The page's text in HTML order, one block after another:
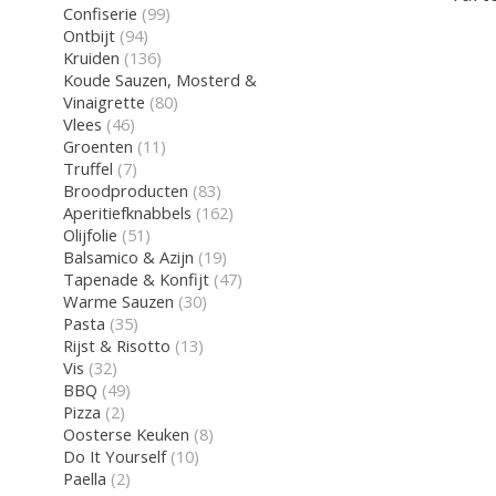
Confiserie (99)
Ontbijt (94)
Kruiden (136)
Koude Sauzen, Mosterd &
Vinaigrette (80)
Vlees (46)
Groenten (11)
Truffel (7)
Broodproducten (83)
Aperitiefknabbels (162)
Olijfolie (51)
Balsamico & Azijn (19)
Tapenade & Konfijt (47)
Warme Sauzen (30)
Pasta (35)
Rijst & Risotto (13)
Vis (32)
BBQ (49)
Pizza (2)
Oosterse Keuken (8)
Do It Yourself (10)
Paella (2)